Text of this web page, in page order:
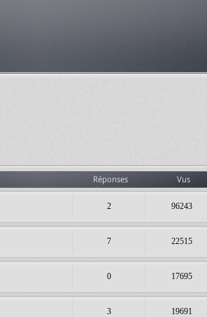
Réponses Vus
2 96243
7 22515
0 17695
3 19691